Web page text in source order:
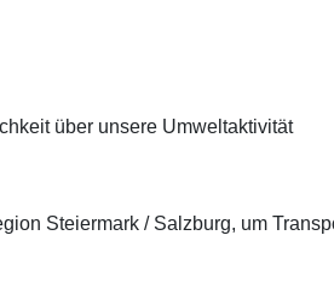
über unsere Umweltaktivität
Steiermark / Salzburg, um